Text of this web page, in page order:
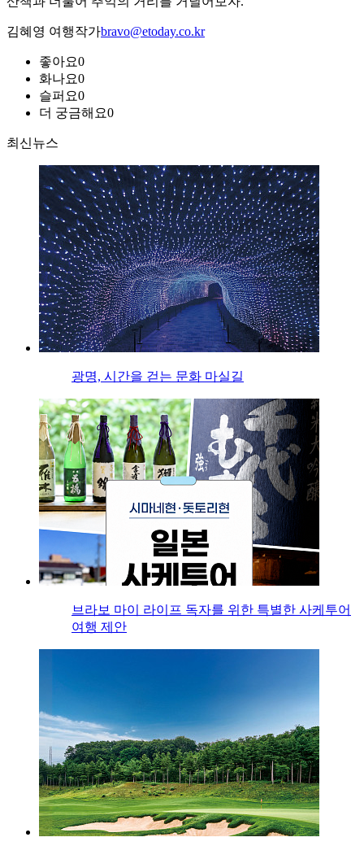
김혜영 여행작가bravo@etoday.co.kr
좋아요0
화나요0
슬퍼요0
더 궁금해요0
최신뉴스
광명, 시간을 걷는 문화 마실길
브라보 마이 라이프 독자를 위한 특별한 사케투어
여행 제안